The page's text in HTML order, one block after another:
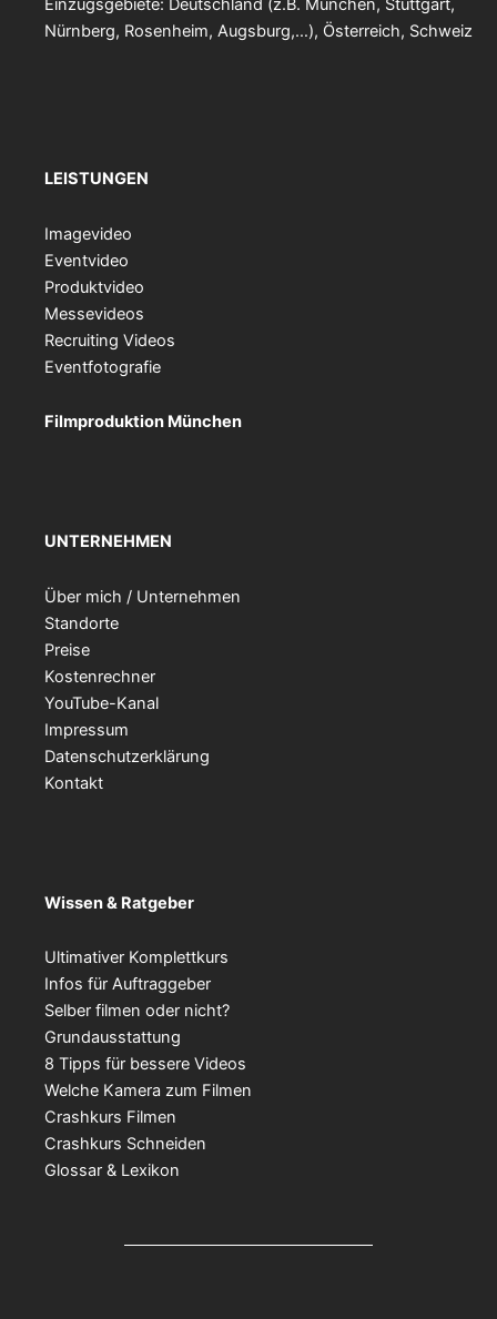
Einzugsgebiete: Deutschland (z.B. München, Stuttgart,
Nürnberg, Rosenheim, Augsburg,…), Österreich, Schweiz
LEISTUNGEN
Imagevideo
Eventvideo
Produktvideo
Messevideos
Recruiting Videos
Eventfotografie
Filmproduktion München
UNTERNEHMEN
Über mich / Unternehmen
Standorte
Preise
Kostenrechner
YouTube-Kanal
Impressum
Datenschutzerklärung
Kontakt
Wissen & Ratgeber
Ultimativer Komplettkurs
Infos für Auftraggeber
Selber filmen oder nicht?
Grundausstattung
8 Tipps für bessere Videos
Welche Kamera zum Filmen
Crashkurs Filmen
Crashkurs Schneiden
Glossar & Lexikon